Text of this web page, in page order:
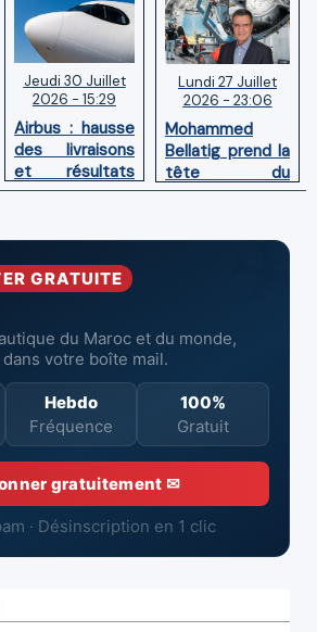
Jeudi 30 Juillet
2026 - 15:29
Airbus : hausse
des livraisons
et résultats
financiers
premier
Lundi 27 Juillet
2026 - 23:06
Mohammed
Bellatig prend la
tête du
Groupement
Marocaines
GRATUITE
du Maroc et du monde,
votre boîte mail.
Hebdo
Fréquence
100%
Gratuit
gratuitement ✉
· Désinscription en 1 clic